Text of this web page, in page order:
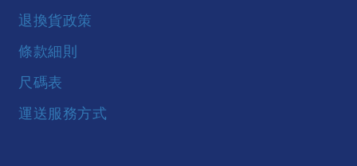
退換貨政策
條款細則
尺碼表
運送服務方式